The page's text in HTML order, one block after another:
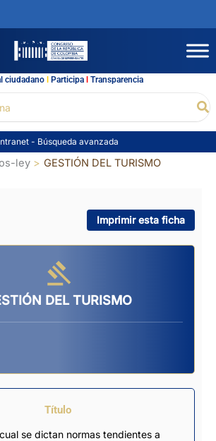
ciudadano l Participal Transparencia
- Búsqueda avanzada
ley GESTIÓN DEL TURISMO
Imprimir esta ficha
DEL TURISMO
Título
se dictan normas tendientes a